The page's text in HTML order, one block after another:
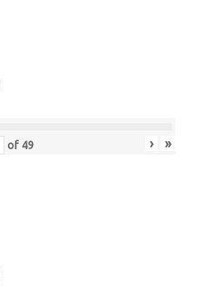
of 49 › »